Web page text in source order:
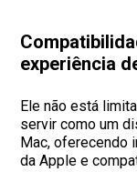
experiência
Ele não está
servir como um
Mac, oferecendo
da Apple e